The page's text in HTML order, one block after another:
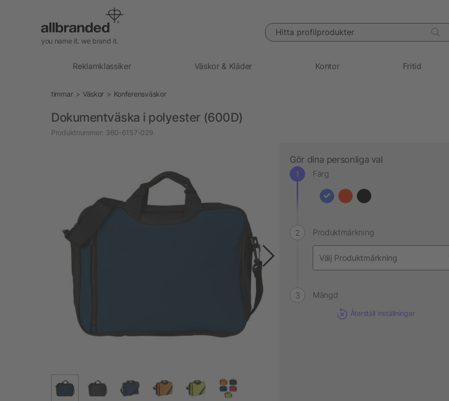
you name it. we brand it.
Hitta profilprodukter
Reklamklassiker Väskor & Kläder Kontor Fritid
timmar Väskor Konferensväskor
Dokumentväska i polyester (600D)
Produktnummer: 360-6157-029
Gör dina personliga val
Färg
Produktmärkning
Mängd
Återställ inställningar